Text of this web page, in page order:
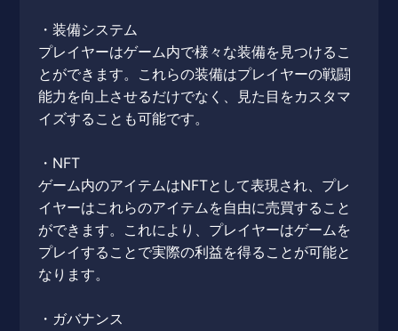
・装備システム
プレイヤーはゲーム内で様々な装備を見つけるこ
とができます。これらの装備はプレイヤーの戦闘
能力を向上させるだけでなく、見た目をカスタマ
イズすることも可能です。
・NFT
ゲーム内のアイテムはNFTとして表現され、プレ
イヤーはこれらのアイテムを自由に売買すること
ができます。これにより、プレイヤーはゲームを
プレイすることで実際の利益を得ることが可能と
なります。
・ガバナンス